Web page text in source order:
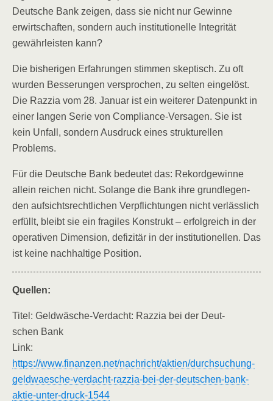
Deut­sche Bank zei­gen, dass sie nicht nur Gewin­ne
erwirt­schaf­ten, son­dern auch insti­tu­tio­nel­le Inte­gri­tät
gewähr­leis­ten kann?
Die bis­he­ri­gen Erfah­run­gen stim­men skep­tisch. Zu oft
wur­den Bes­se­run­gen ver­spro­chen, zu sel­ten ein­ge­löst.
Die Raz­zia vom 28. Janu­ar ist ein wei­te­rer Daten­punkt in
einer lan­gen Serie von Com­pli­ance-Ver­sa­gen. Sie ist
kein Unfall, son­dern Aus­druck eines struk­tu­rel­len
Problems.
Für die Deut­sche Bank bedeu­tet das: Rekord­ge­win­ne
allein rei­chen nicht. Solan­ge die Bank ihre grund­le­gen­
den auf­sichts­recht­li­chen Ver­pflich­tun­gen nicht ver­läss­lich
erfüllt, bleibt sie ein fra­gi­les Kon­strukt – erfolg­reich in der
ope­ra­ti­ven Dimen­si­on, defi­zi­tär in der insti­tu­tio­nel­len. Das
ist kei­ne nach­hal­ti­ge Position.
Quel­len:
Titel: Geld­wä­sche-Ver­dacht: Raz­zia bei der Deut­
schen Bank
Link:
https://www.finanzen.net/nachricht/aktien/durchsuchung-
geldwaesche-verdacht-razzia-bei-der-deutschen-bank-
aktie-unter-druck-1544